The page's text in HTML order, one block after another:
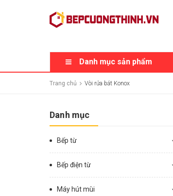
Danh mục sản phẩm
Trang chủ Vòi rửa bát Konox
Danh mục
Bếp từ
Bếp điện từ
Máy hút mùi